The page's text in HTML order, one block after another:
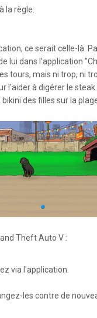
la règle.
ce serait celle-là.
lui dans l'application
tours, mais ni trop, ni
à digérer le
des filles sur la
Theft Auto V :
via l'application.
les contre de